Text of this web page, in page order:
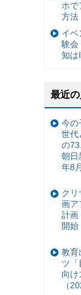
ホで
方法
イベ
験会
知は
最近
今の
世代
の
朝日
年8
クリ
画ア
計画
開始
教育
ツ「
向け
（